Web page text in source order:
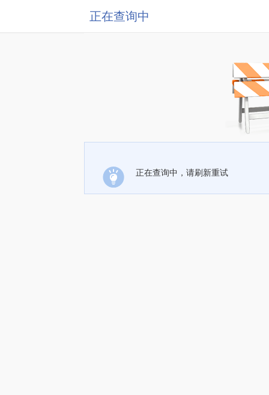
正在查询中
正在查询中，请刷新重试